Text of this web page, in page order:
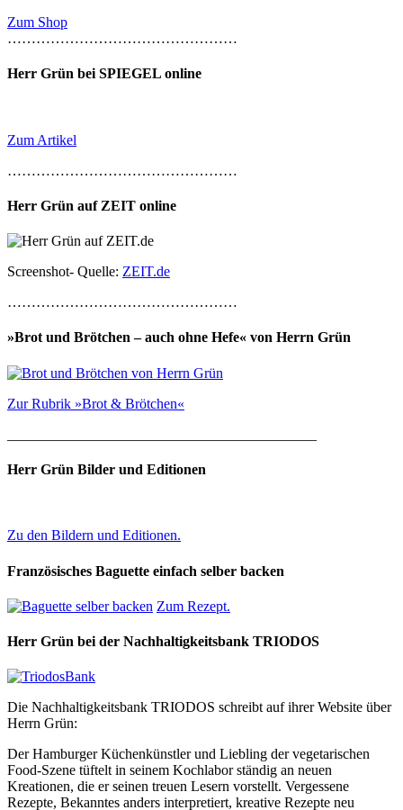
Zum Shop
…………………………………………
Herr Grün bei SPIEGEL online
Zum Artikel
…………………………………………
Herr Grün auf ZEIT online
Screenshot- Quelle: ZEIT.de
…………………………………………
»Brot und Brötchen – auch ohne Hefe« von Herrn Grün
Zur Rubrik »Brot & Brötchen«
Herr Grün Bilder und Editionen
Zu den Bildern und Editionen.
Französisches Baguette einfach selber backen
Zum Rezept.
Herr Grün bei der Nachhaltigkeitsbank TRIODOS
Die Nachhaltigkeitsbank TRIODOS schreibt auf ihrer Website über
Herrn Grün:
Der Hamburger Küchenkünstler und Liebling der vegetarischen
Food-Szene tüftelt in seinem Kochlabor ständig an neuen
Kreationen, die er seinen treuen Lesern vorstellt. Vergessene
Rezepte, Bekanntes anders interpretiert, kreative Rezepte neu